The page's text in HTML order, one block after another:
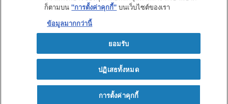
Facebook
© Nestlé Health Science 2025 - All rights reserved
ก็ตามบน"การตั้งค่าคุกกี้" บนเว็บไซต์ของเรา
ข้อมูลมากกว่านี้
การตั้งค่าคุกกี้
ปฏิเสธทั้งหมด
ยอมรับ